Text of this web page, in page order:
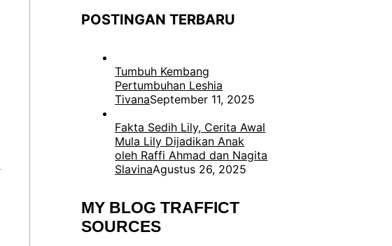
POSTINGAN TERBARU
Tumbuh Kembang
Pertumbuhan Leshia
TivanaSeptember 11, 2025
Fakta Sedih Lily, Cerita Awal
Mula Lily Dijadikan Anak
oleh Raffi Ahmad dan Nagita
SlavinaAgustus 26, 2025
MY BLOG TRAFFICT
SOURCES